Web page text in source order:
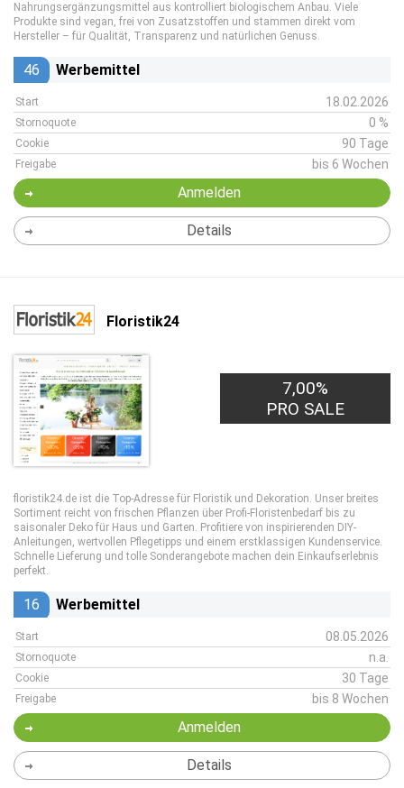
Nahrungsergänzungsmittel aus kontrolliert biologischem Anbau. Viele
Produkte sind vegan, frei von Zusatzstoffen und stammen direkt vom
Hersteller – für Qualität, Transparenz und natürlichen Genuss.
46 Werbemittel
Start 18.02.2026
Stornoquote 0 %
Cookie 90 Tage
Freigabe bis 6 Wochen
Anmelden
Details
Floristik24
7,00%
PRO SALE
floristik24.de ist die Top-Adresse für Floristik und Dekoration. Unser breites
Sortiment reicht von frischen Pflanzen über Profi-Floristenbedarf bis zu
saisonaler Deko für Haus und Garten. Profitiere von inspirierenden DIY-
Anleitungen, wertvollen Pflegetipps und einem erstklassigen Kundenservice.
Schnelle Lieferung und tolle Sonderangebote machen dein Einkaufserlebnis
perfekt.
16 Werbemittel
Start 08.05.2026
Stornoquote n.a.
Cookie 30 Tage
Freigabe bis 8 Wochen
Anmelden
Details